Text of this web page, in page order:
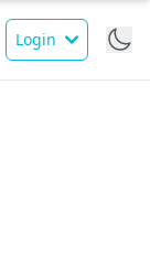
Login